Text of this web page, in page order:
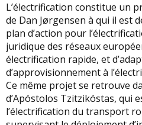
L’électrification constitue un
de Dan Jørgensen à qui il est
plan d’action pour
juridique des réseaux
électrification rapide, et
d’approvisionnement à
Ce même projet se retrouve
d’Apóstolos Tzitzikóstas, qui
l’électrification du transport